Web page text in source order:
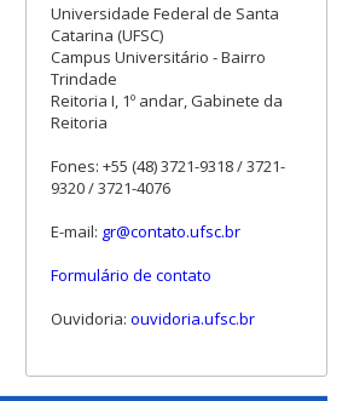
Universidade Federal de Santa
Catarina (UFSC)
Campus Universitário - Bairro
Trindade
Reitoria I, 1º andar, Gabinete da
Reitoria
Fones: +55 (48) 3721-9318 / 3721-
9320 / 3721-4076
E-mail: gr@contato.ufsc.br
Formulário de contato
Ouvidoria: ouvidoria.ufsc.br